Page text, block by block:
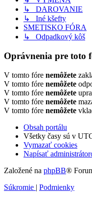
↳ DAROVANIE
↳ Iné kšefty
SMETISKO FÓRA
↳ Odpadkový kôš
Oprávnenia pre toto
V tomto fóre nemôžete
V tomto fóre nemôžete
V tomto fóre nemôžete
V tomto fóre nemôžete
V tomto fóre nemôžete
Obsah portálu
Všetky časy sú v
Vymazať cookies
Napísať
Založené na phpBB®
Súkromie | Podmienky